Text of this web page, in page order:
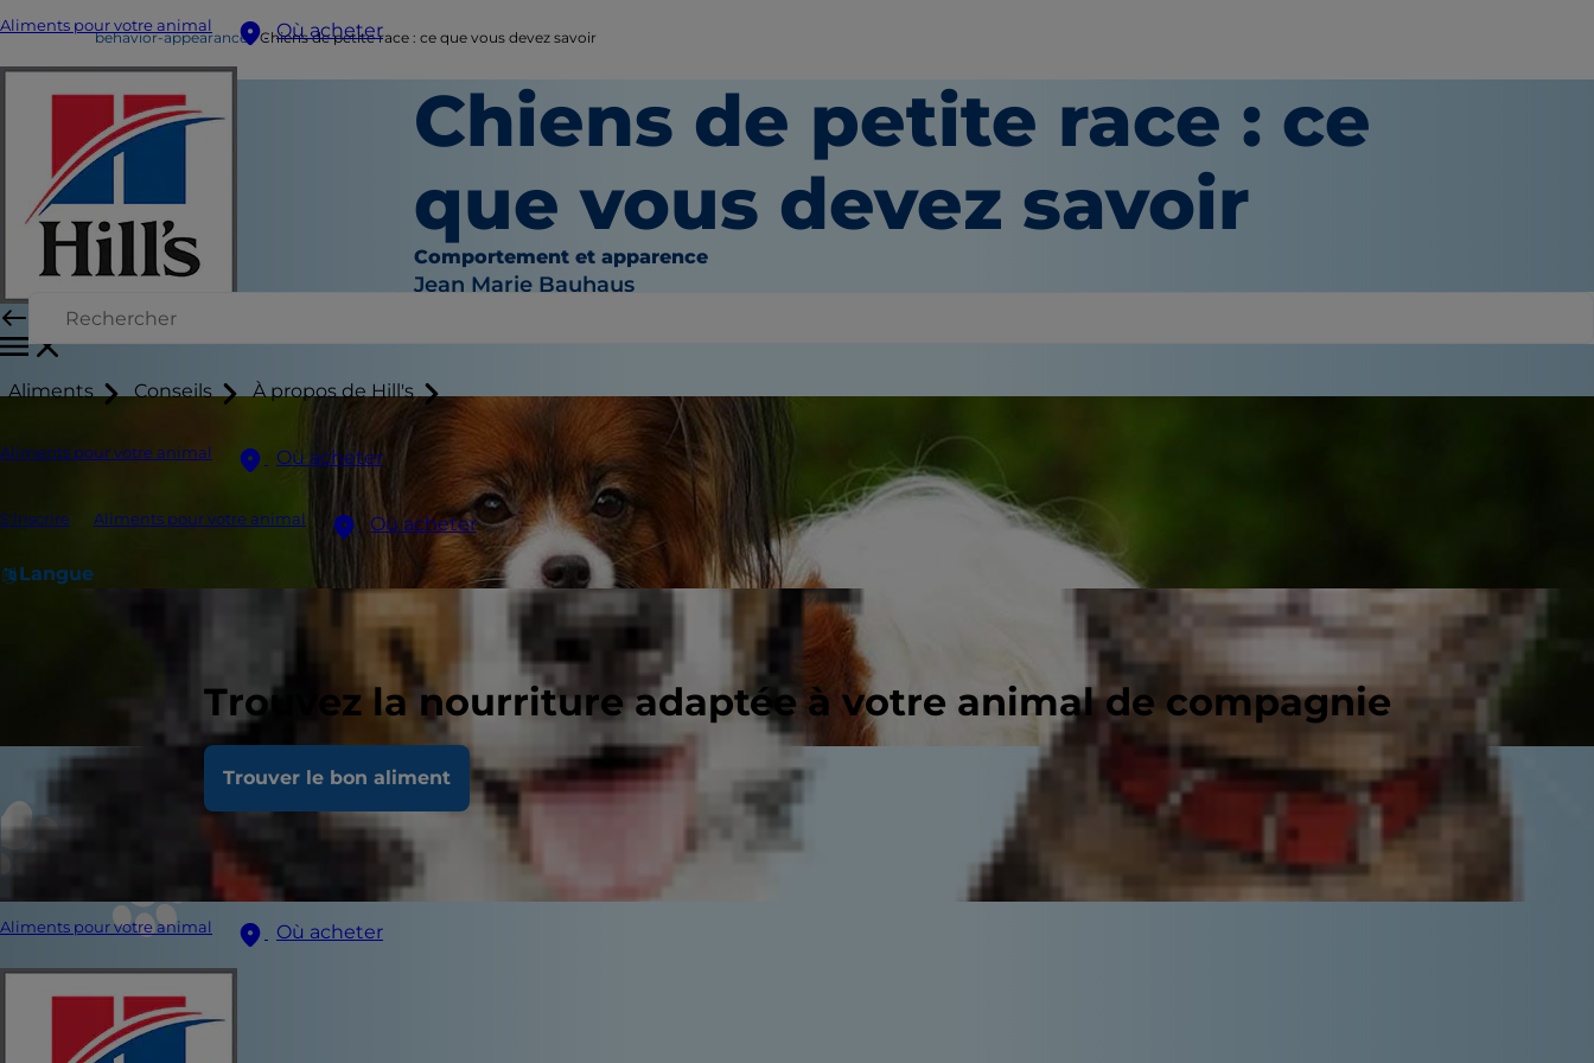
Aliments pour votre animal Où acheter
Aliments Conseils À propos de Hill's
Aliments pour votre animal Où acheter
S'inscrire Aliments pour votre animal Où acheter
Langue
Trouvez la nourriture adaptée à votre animal de compagnie
Trouver le bon aliment
Aliments pour votre animal Où acheter
behavior-appearance Chiens de petite race : ce que vous devez savoir
Chiens de petite race : ce
que vous devez savoir
Comportement et apparence
Jean Marie Bauhaus